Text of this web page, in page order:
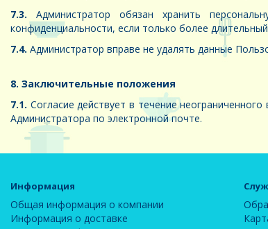
7.3. Администратор обязан хранить
конфиденциальности, если только более
7.4. Администратор вправе не удалять данные
8. Заключительные положения
7.1. Согласие действует в течение
Администратора по электронной почте.
Информация
Общая информация о компании
Информация о доставке